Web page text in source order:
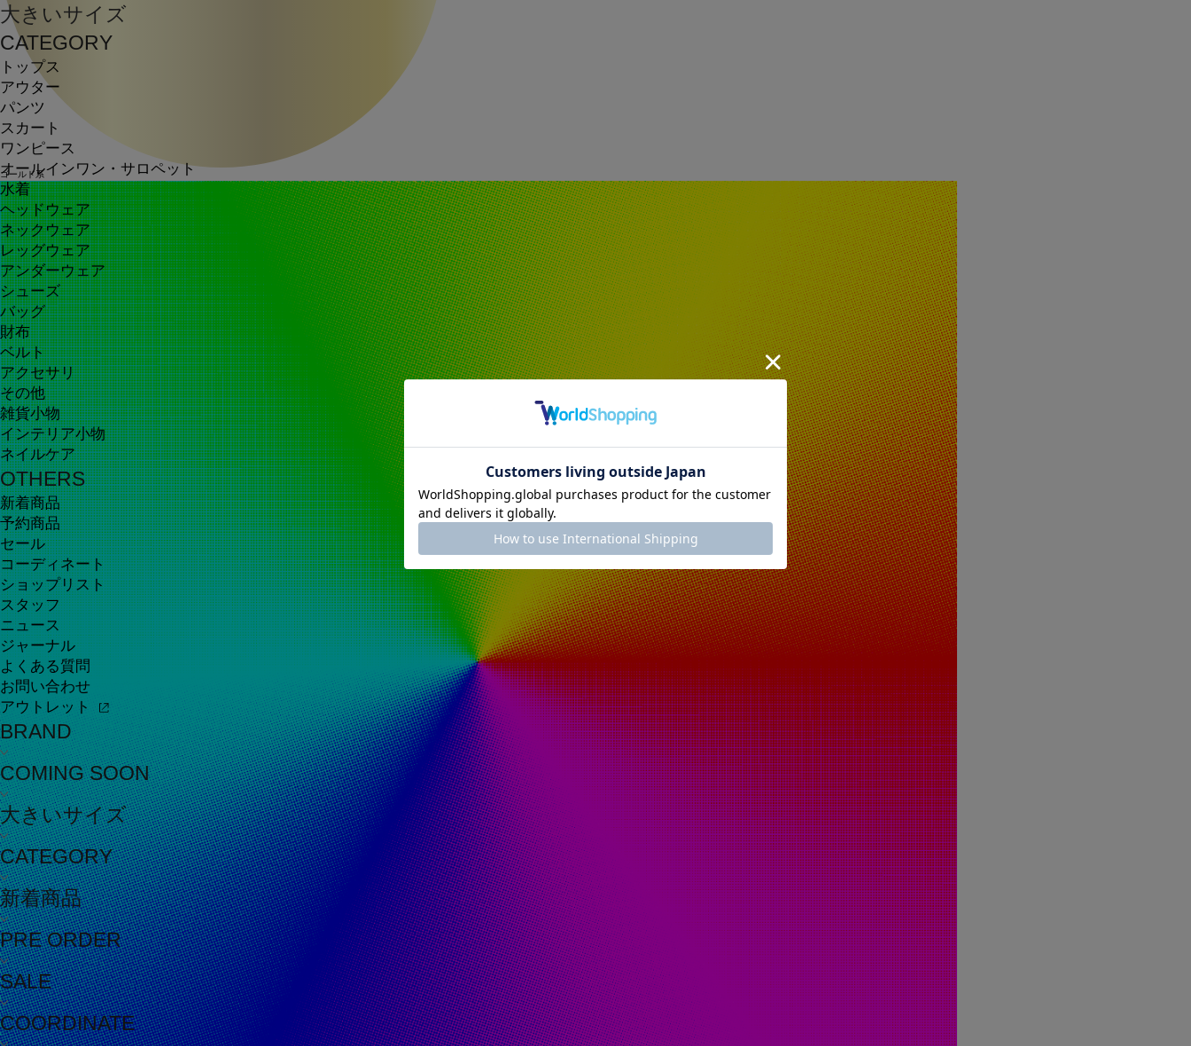
大きいサイズ
CATEGORY
トップス
アウター
パンツ
スカート
ワンピース
オールインワン・サロペット
水着
ヘッドウェア
ネックウェア
レッグウェア
アンダーウェア
シューズ
バッグ
財布
ベルト
アクセサリ
その他
雑貨小物
インテリア小物
ネイルケア
OTHERS
新着商品
予約商品
セール
コーディネート
ショップリスト
スタッフ
ニュース
ジャーナル
よくある質問
お問い合わせ
アウトレット
BRAND
COMING SOON
大きいサイズ
CATEGORY
新着商品
PRE ORDER
SALE
COORDINATE
ゴールド系